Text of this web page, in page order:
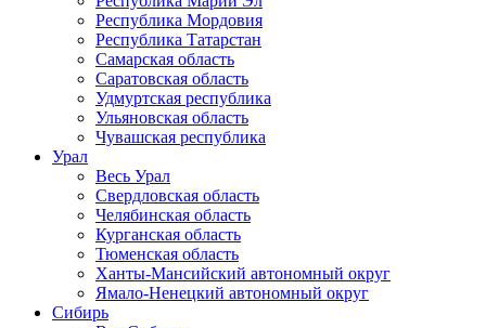
Республика Мордовия
Республика Татарстан
Самарская область
Саратовская область
Удмуртская республика
Ульяновская область
Чувашская республика
Урал
Весь Урал
Свердловская область
Челябинская область
Курганская область
Тюменская область
Ханты-Мансийский автономный округ
Ямало-Ненецкий автономный округ
Сибирь